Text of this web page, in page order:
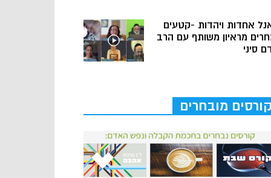
אחדות ויהדות -קטעים
מראיון משותף עם הרב
סיני
קורסים מובחרים